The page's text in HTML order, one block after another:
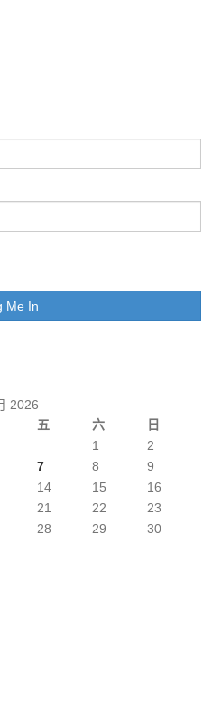
2026
五 六 日
1
2
7 8
9
14 15
16
21 22
23
28 29
30